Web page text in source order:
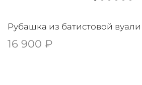
Рубашка из батистовой
16 900 ₽